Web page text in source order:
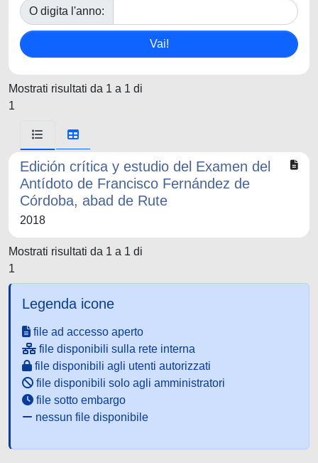
O digita l'anno:
Mostrati risultati da 1 a 1 di
1
Edición crítica y estudio del Examen del
Antídoto de Francisco Fernández de
Córdoba, abad de Rute
2018
Mostrati risultati da 1 a 1 di
1
Legenda icone
file ad accesso aperto
file disponibili sulla rete interna
file disponibili agli utenti autorizzati
file disponibili solo agli amministratori
file sotto embargo
nessun file disponibile